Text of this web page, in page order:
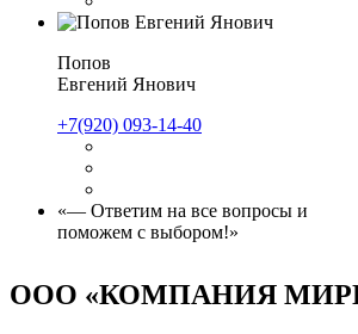
Попов
Евгений Янович
+7(920) 093-14-40
— Ответим на все вопросы и
поможем с выбором!
ООО «КОМПАНИЯ